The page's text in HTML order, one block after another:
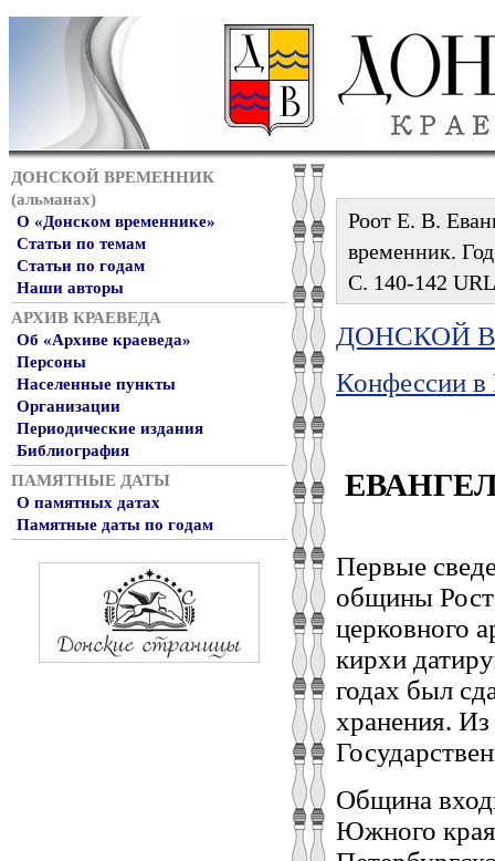
ДОНСКОЙ ВРЕМЕННИК
(альманах)
О «Донском временнике»
Статьи по темам
Статьи по годам
Наши авторы
АРХИВ КРАЕВЕДА
Об «Архиве краеведа»
Персоны
Населенные пункты
Организации
Периодические издания
Библиография
ПАМЯТНЫЕ ДАТЫ
О памятных датах
Памятные даты по годам
Роот Е. В.
временник.
С. 140-142
ДОНСКОЙ
Конфессии в
Первые
общины
церковного
кирхи
годах был
хранения.
Община
Южного края